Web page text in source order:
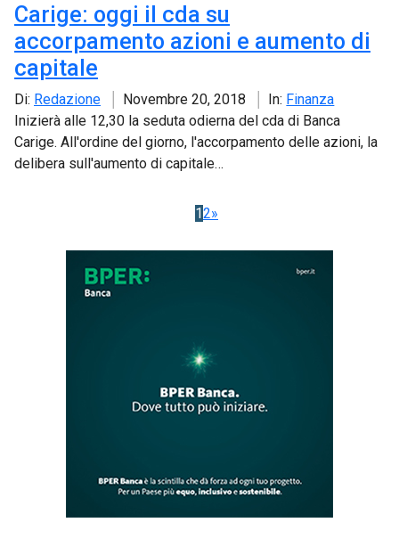
Carige: oggi il cda su
accorpamento azioni e aumento di
capitale
Di: Redazione Novembre 20, 2018 In: Finanza
Inizierà alle 12,30 la seduta odierna del cda di Banca
Carige. All'ordine del giorno, l'accorpamento delle azioni, la
delibera sull'aumento di capitale…
12»